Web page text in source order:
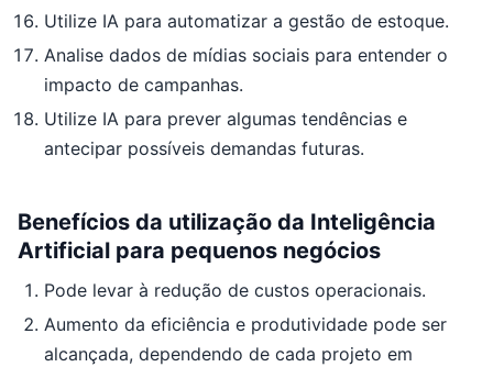
Utilize IA para automatizar a gestão de estoque.
Analise dados de mídias sociais para entender o
impacto de campanhas.
Utilize IA para prever algumas tendências e
antecipar possíveis demandas futuras.
Benefícios da utilização da Inteligência
Artificial para pequenos negócios
Pode levar à redução de custos operacionais.
Aumento da eficiência e produtividade pode ser
alcançada, dependendo de cada projeto em